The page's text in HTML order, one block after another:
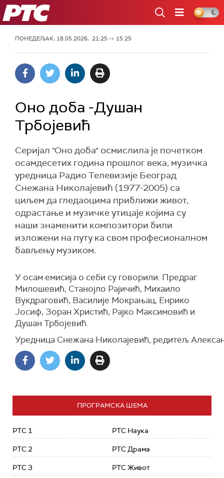
РТС
ПОНЕДЕЉАК, 18.05.2026, 21:25 -> 15:25
Оно доба -Душан
Трбојевић
Серијал "Оно доба" осмислила је почетком
осамдесетих година прошлог века, музичка
уредница Радио Телевизије Београд
Снежана Николајевић (1977-2005) са
циљем да гледаоцима приближи живот,
одрастање и музичке утицаје којима су
наши знаменити композитори били
изложени на путу ка свом професионалном
бављењу музиком.
У осам емисија о себи су говорили: Предраг
Милошевић, Станојло Рајичић, Михаило
Вукдраговић, Василије Мокрањац, Енрико
Јосиф, Зоран Христић, Рајко Максимовић и
Душан Трбојевић.
Уредница Снежана Николајевић, редитељ
ПРОГРАМСКА ШЕМА
РТС 1
РТС 2
РТС 3
РТС Наука
РТС Драма
РТС Живот